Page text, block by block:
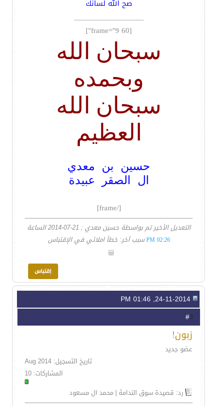
صح الله لسانك
__________________
[frame="9 60"]
سبحان الله
وبحمده
سبحان الله
العظيم
حسين بن معدي
ال الصقر عبيدة
[/frame]
التعديل الأخير تم بواسطة حسين معدي ; 21-07-2014 الساعة
02:26 PM سبب آخر: خطأ املائي في الإقتباس
3
زبون!
عضو جديد
تاريخ التسجيل: Aug 2014
المشاركات: 10
رد: قصيدة سوق الندامة | محمد ال مسعود